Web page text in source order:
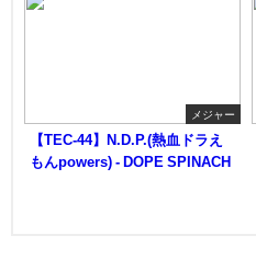
メジャー
【TEC-44】N.D.P.(熱血ドラえ
もんpowers) - DOPE SPINACH